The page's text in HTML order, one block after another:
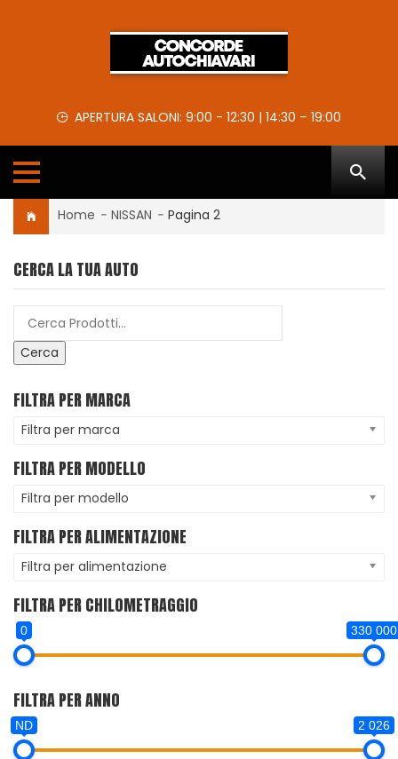
APERTURA SALONI: 9:00 - 12:30 | 14:30 – 19:00
Home - NISSAN - Pagina 2
CERCA LA TUA AUTO
Cerca
FILTRA PER MARCA
Filtra per marca
FILTRA PER MODELLO
Filtra per modello
FILTRA PER ALIMENTAZIONE
Filtra per alimentazione
FILTRA PER CHILOMETRAGGIO
0 330 000
FILTRA PER ANNO
ND 2 026